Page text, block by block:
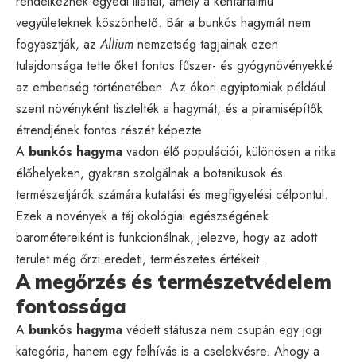
vegyületeknek köszönhető. Bár a bunkós hagymát nem
fogyasztják, azAllium nemzetség tagjainak ezen
tulajdonsága tette őket fontos fűszer- és gyógynövényekké
az emberiség történetében. Az ókori egyiptomiak például
szent növényként tisztelték a hagymát, és a piramisépítők
étrendjének fontos részét képezte.
A bunkós hagyma vadon élő populációi, különösen a ritka
élőhelyeken, gyakran szolgálnak a botanikusok és
természetjárók számára kutatási és megfigyelési célpontul.
Ezek a növények a táj ökológiai egészségének
barométereiként is funkcionálnak, jelezve, hogy az adott
terület még őrzi eredeti, természetes értékeit.
A megőrzés és természetvédelem
fontossága
A bunkós hagyma védett státusza nem csupán egy jogi
kategória, hanem egy felhívás is a cselekvésre. Ahogy a